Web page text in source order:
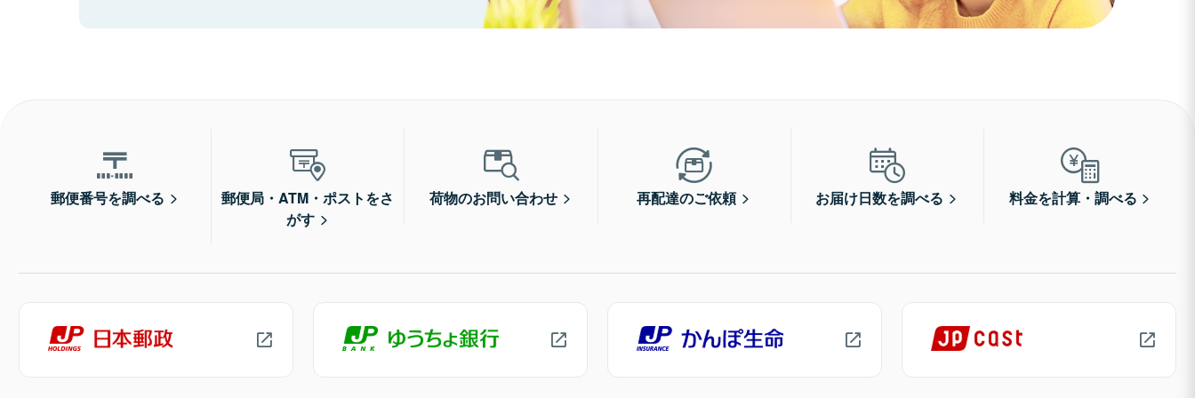
郵便番号を調べる
郵便局・ATM・ポストをさ
がす
荷物のお問い合わせ 再配達のご依頼 お届け日数を調べる 料金を計算・調べる